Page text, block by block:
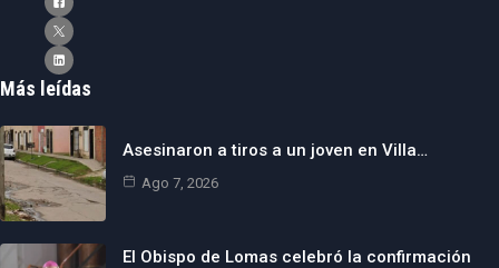
Más leídas
Asesinaron a tiros a un joven en Villa…
Ago 7, 2026
El Obispo de Lomas celebró la confirmación